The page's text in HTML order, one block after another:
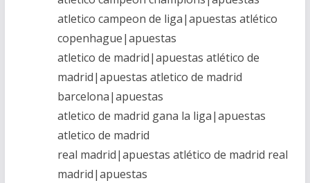
atletico campeon de liga|apuestas atlético
copenhague|apuestas
atletico de madrid|apuestas atlético de
madrid|apuestas atletico de madrid
barcelona|apuestas
atletico de madrid gana la liga|apuestas
atletico de madrid
real madrid|apuestas atlético de madrid real
madrid|apuestas